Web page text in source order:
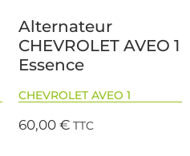
Alternateur
CHEVROLET AVEO 1
Essence
CHEVROLET AVEO 1
60,00€ TTC